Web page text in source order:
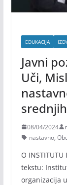
EDUKACIJA
Javni
Uči,
08/04/2024
nastavno,
O
tekstu:
organizacija